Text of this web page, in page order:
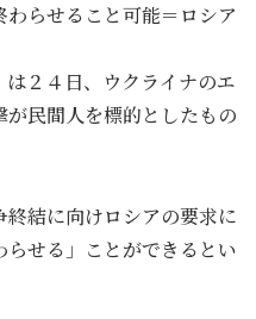
らせること可能＝ロシア
２４日、ウクライナのエ
民間人を標的としたもの
結に向けロシアの要求に
せる」ことができるとい